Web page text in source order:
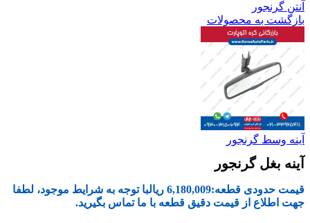
آنتن گرنجور
بازگشت به محصولات
آینه وسط گرنجور
آینه بغل گرنجور
قیمت حدودی قطعه:6,180,009 ریالبا توجه به شرایط موجود، لطفا
جهت اطلاع از قیمت دقیق قطعه با ما تماس بگیرید.